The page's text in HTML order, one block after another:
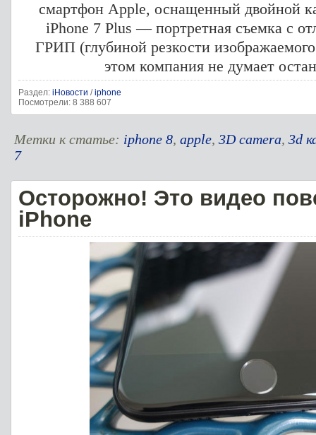
смартфон Apple, оснащенный двойной
iPhone 7 Plus — портретная съемка с
ГРИП (глубиной резкости
этом компания не думает
Раздел: iНовости /iphone
Посмотрели: 8 388 607
Метки к статье: iphone 8, apple, 3D camera, 3d
7
Осторожно! Это видео
iPhone